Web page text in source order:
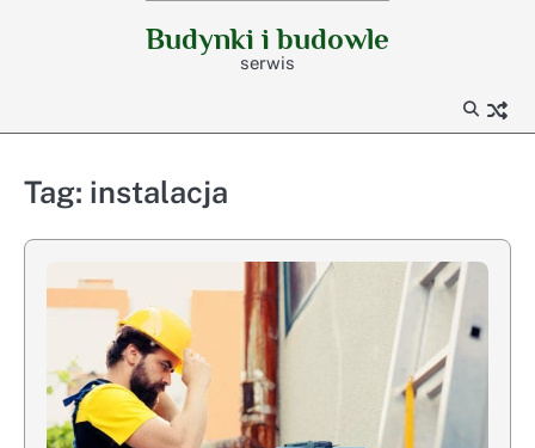
Budynki i budowle
serwis
Tag: instalacja